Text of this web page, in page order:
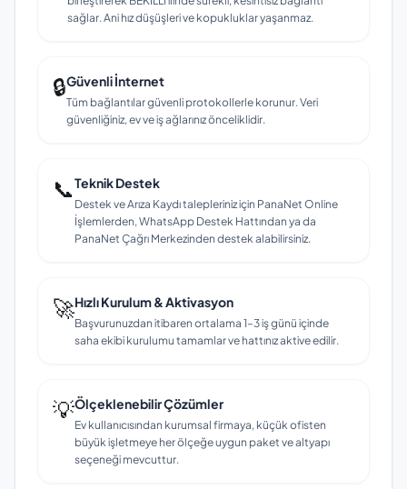
sağlar. Ani hız düşüşleri ve kopukluklar yaşanmaz.
🔒Güvenli İnternet
Tüm bağlantılar güvenli protokollerle korunur. Veri
güvenliğiniz, ev ve iş ağlarınız önceliklidir.
📞Teknik Destek
Destek ve Arıza Kaydı talepleriniz için PanaNet Online
İşlemlerden, WhatsApp Destek Hattından ya da
PanaNet Çağrı Merkezinden destek alabilirsiniz.
🚀Hızlı Kurulum & Aktivasyon
Başvurunuzdan itibaren ortalama 1–3 iş günü içinde
saha ekibi kurulumu tamamlar ve hattınız aktive edilir.
💡Ölçeklenebilir Çözümler
Ev kullanıcısından kurumsal firmaya, küçük ofisten
büyük işletmeye her ölçeğe uygun paket ve altyapı
seçeneği mevcuttur.